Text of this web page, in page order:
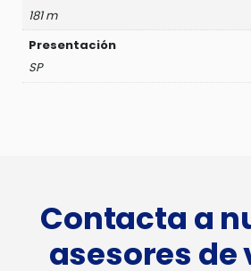
181 m
Presentación
SP
Contacta a
asesores de